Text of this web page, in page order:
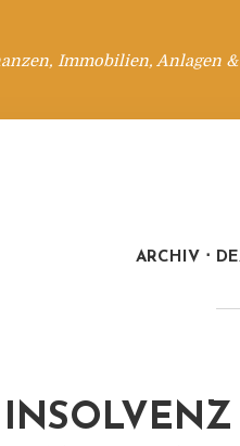
Immobilien, Anlagen
ARCHIV